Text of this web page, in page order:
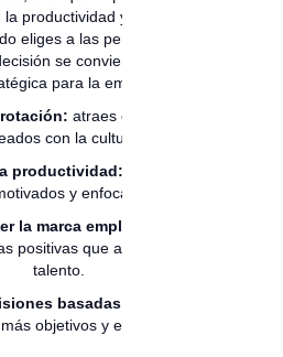
productividad y el clima
eliges a las personas
se convierte en una
para la empresa.
atraes candidatos
con la cultura.
productividad:
y enfocados.
la marca empleadora:
positivas que atraen más
talento.
basadas en datos:
objetivos y eficientes.